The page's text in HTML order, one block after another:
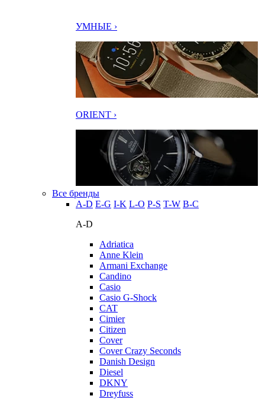
УМНЫЕ ›
ORIENT ›
Все бренды
A-D E-G I-K L-O P-S T-W В-С
A-D
Adriatica
Anne Klein
Armani Exchange
Candino
Casio
Casio G-Shock
CAT
Cimier
Citizen
Cover
Cover Crazy Seconds
Danish Design
Diesel
DKNY
Dreyfuss